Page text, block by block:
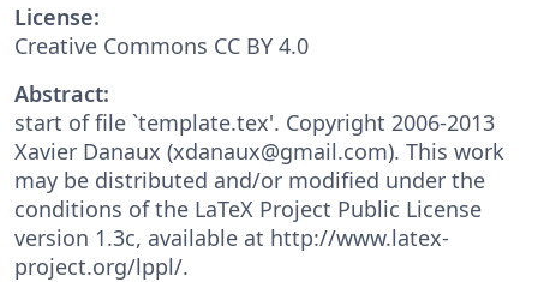
License:
Creative Commons CC BY 4.0
Abstract:
start of file `template.tex'. Copyright 2006-2013
Xavier Danaux (xdanaux@gmail.com). This work
may be distributed and/or modified under the
conditions of the LaTeX Project Public License
version 1.3c, available at http://www.latex-
project.org/lppl/.